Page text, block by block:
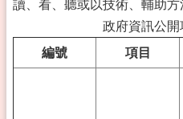
讀、看、聽或以技術、輔助方
政府資訊公
編號
項目